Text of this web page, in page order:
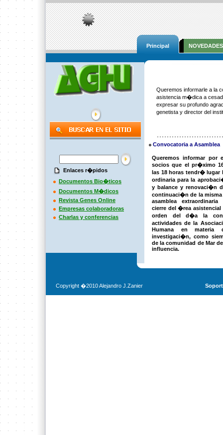
Principal NOVEDADES
Enlaces r�pidos
Documentos Bio�ticos
Documentos M�dicos
Revista Genes Online
Empresas colaboradoras
Charlas y conferencias
Queremos informarle a la
asistencia m�dica a
expresar su profundo
genetista y director del
Convocatoria a Asamblea
Queremos informar por
socios que el pr�ximo
las 18 horas tendr� lugar
ordinaria para la
y balance y renovaci�n
continuaci�n de la
asamblea
cierre del �rea
orden del d�a la
actividades de la
Humana en materia
investigaci�n, como
de la comunidad de Mar
influencia.
Copyright �2010 Alejandro J.Zanier